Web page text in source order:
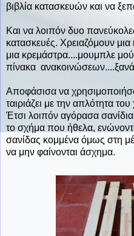
βιβλία κατασκευών και να
Και να λοιπόν δυο
κατασκευές. Χρειαζόμουν
μια κρεμάστρα....μουμπλε
πίνακα
Αποφάσισα να
ταιριάζει με την απλότητα
Έτσι λοιπόν αγόρασα
το σχήμα που ήθελα,
σανίδας κομμένα όμως στη
να μην φαίνονται άσχημα.